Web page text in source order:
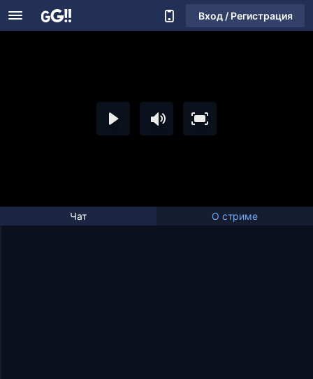
Вход / Регистрация
Чат О стриме